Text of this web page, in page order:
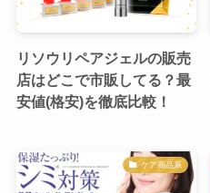
リソウリペアジェルの販売
店はどこで市販してる？最
安値(格安)を徹底比較！
ケア商品系